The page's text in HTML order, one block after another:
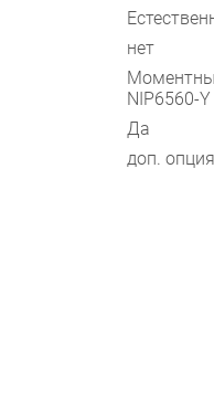
нет
NIP6560-Y
Да
доп. опция